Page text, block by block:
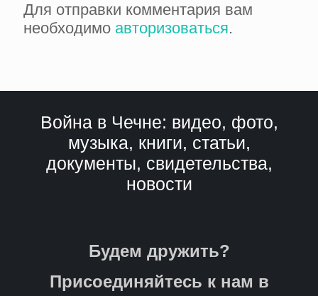
Для отправки комментария вам
необходимо авторизоваться.
Война в Чечне: видео, фото,
музыка, книги, статьи,
документы, свидетельства,
новости
Будем дружить?
Присоединяйтесь к нам в